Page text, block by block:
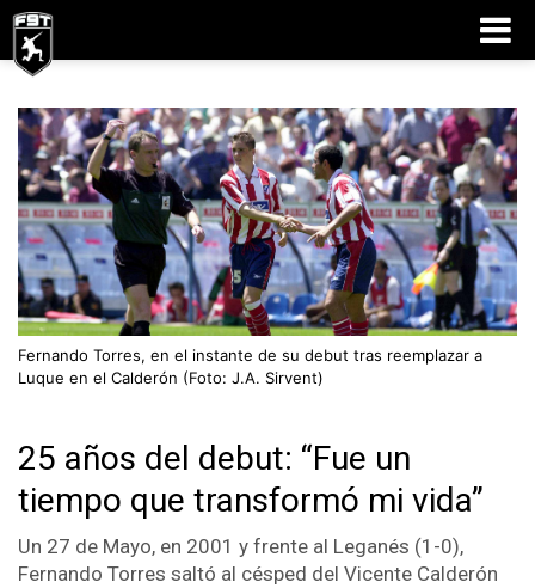
PALMARÉS
MOMENTOS
EQUIPOS
GOLES
ACTUALIDAD
BUSINESS
SPONSORS
Fernando Torres, en el instante de su debut tras reemplazar a
Luque en el Calderón (Foto: J.A. Sirvent)
25 años del debut: “Fue un
tiempo que transformó mi vida”
Un 27 de Mayo, en 2001 y frente al Leganés (1-0),
Fernando Torres saltó al césped del Vicente Calderón